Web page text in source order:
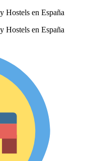
Hostels en España
Hostels en España